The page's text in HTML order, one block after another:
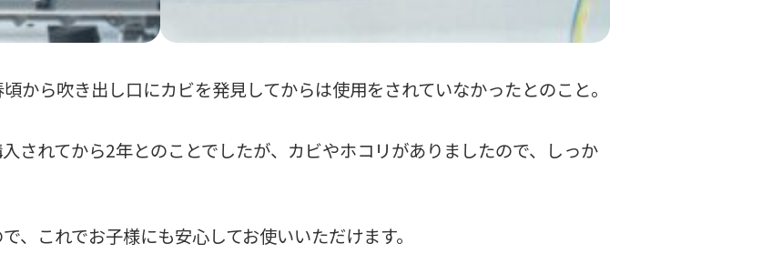
から吹き出し口にカビを発見してからは使用をされていなかったとのこと。
されてから2年とのことでしたが、カビやホコリがありましたので、しっか
、これでお子様にも安心してお使いいただけます。